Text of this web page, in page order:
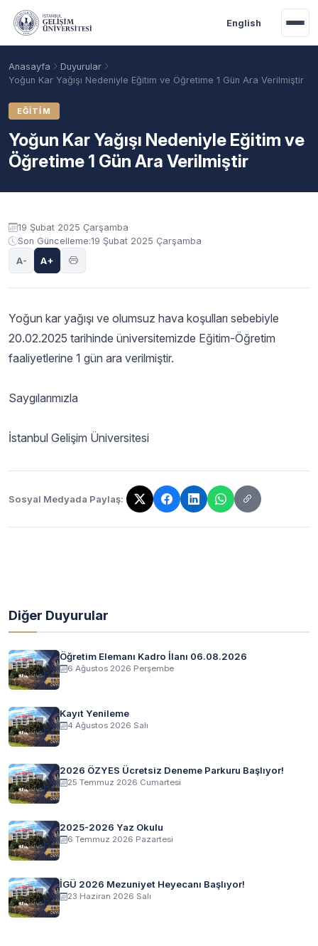
Ana içeriğe geç
English
Akademik Takvim Burslar Taban Puanlar
Anasayfa
Duyurular
Yoğun Kar Yağışı Nedeniyle Eğitim ve Öğretime 1 Gün Ara Verilmiştir
EĞITIM
Yoğun Kar Yağışı Nedeniyle Eğitim ve
Öğretime 1 Gün Ara Verilmiştir
Duyuru içeriği
19 Şubat 2025 Çarşamba
Son Güncelleme:19 Şubat 2025 Çarşamba
A- A+
Yoğun kar yağışı ve olumsuz hava koşulları sebebiyle
20.02.2025 tarihinde üniversitemizde Eğitim-Öğretim
faaliyetlerine 1 gün ara verilmiştir.
Saygılarımızla
İstanbul Gelişim Üniversitesi
Sosyal Medyada Paylaş:
Bağlantı kopyalandı!
Diğer Duyurular
Öğretim Elemanı Kadro İlanı 06.08.2026
6 Ağustos 2026 Perşembe
Kayıt Yenileme
4 Ağustos 2026 Salı
2026 ÖZYES Ücretsiz Deneme Parkuru Başlıyor!
25 Temmuz 2026 Cumartesi
2025-2026 Yaz Okulu
6 Temmuz 2026 Pazartesi
İGÜ 2026 Mezuniyet Heyecanı Başlıyor!
23 Haziran 2026 Salı